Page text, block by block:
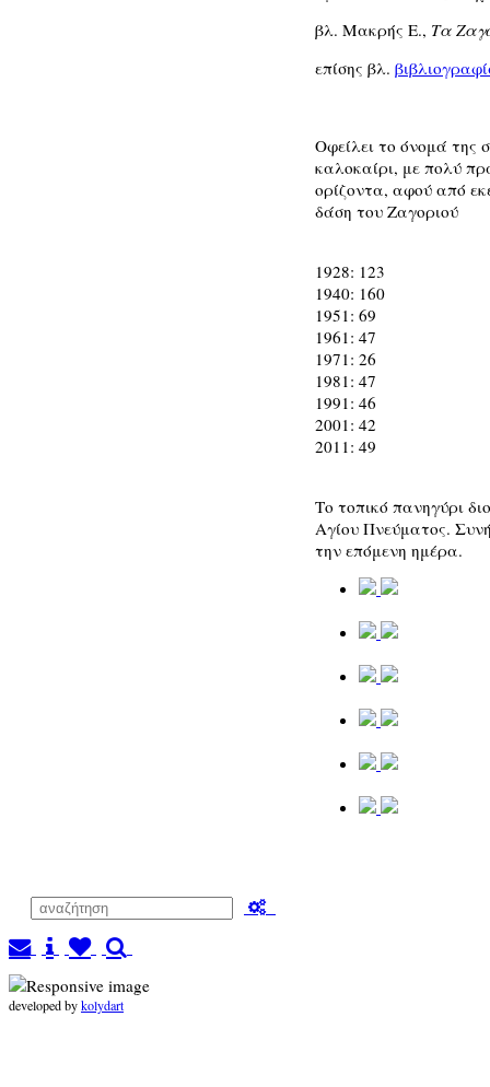
βλ. Μακρής Ε., Τα
επίσης βλ.
Οφείλει το όνομά της
καλοκαίρι, με πολύ
ορίζοντα, αφού από
δάση του Ζαγοριού
1928: 123
1940: 160
1951: 69
1961: 47
1971: 26
1981: 47
1991: 46
2001: 42
2011: 49
Το τοπικό πανηγύρι
Αγίου Πνεύματος.
την επόμενη ημέρα.
developed bykolydart